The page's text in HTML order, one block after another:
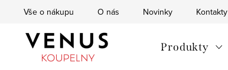
Vše o nákupu O nás Novinky Kontakty
Produkty